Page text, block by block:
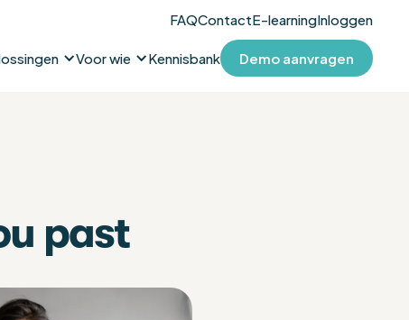
FAQContactE-learningInloggen
Voor wie Kennisbank Demo aanvragen
past